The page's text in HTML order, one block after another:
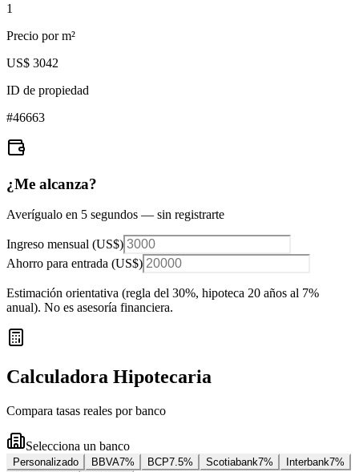
1
Precio por m²
US$ 3042
ID de propiedad
#46663
¿Me alcanza?
Averígualo en 5 segundos — sin registrarte
Ingreso mensual (US$)
Ahorro para entrada (US$)
Estimación orientativa (regla del 30%, hipoteca 20 años al 7%
anual). No es asesoría financiera.
Calculadora Hipotecaria
Compara tasas reales por banco
Selecciona un banco
Personalizado BBVA7% BCP7.5% Scotiabank7% Interbank7%